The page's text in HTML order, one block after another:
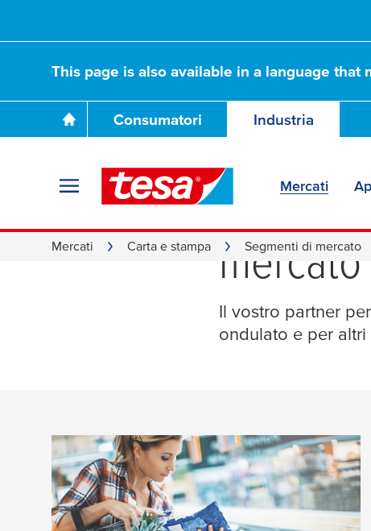
This page is also available in a language that
Consumatori Industria
Mercati
Mercati Carta e stampa Segmenti di mercato
mercato
Il vostro partner
ondulato e per
Stampa di imballaggi flessibili
L'alta qualità dei nastri biadesivi per il
montaggio delle matrici e dei nastri per